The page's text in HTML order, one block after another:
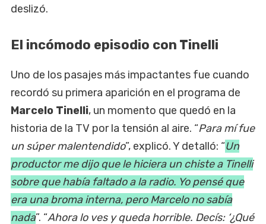
deslizó.
El incómodo episodio con Tinelli
Uno de los pasajes más impactantes fue cuando
recordó su primera aparición en el programa de
Marcelo Tinelli, un momento que quedó en la
historia de la TV por la tensión al aire. “Para mí fue
un súper malentendido”, explicó. Y detalló: “Un
productor me dijo que le hiciera un chiste a Tinelli
sobre que había faltado a la radio. Yo pensé que
era una broma interna, pero Marcelo no sabía
nada”. “Ahora lo ves y queda horrible. Decís: ‘¿Qué